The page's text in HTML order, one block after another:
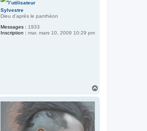
Sylvestre
Dieu d'après le panthéon
Messages : 1933
Inscription : mar. mars 10, 2009 10:29 pm